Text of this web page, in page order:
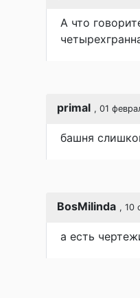
А что
primal , 01
башня
BosMilinda , 10
а есть